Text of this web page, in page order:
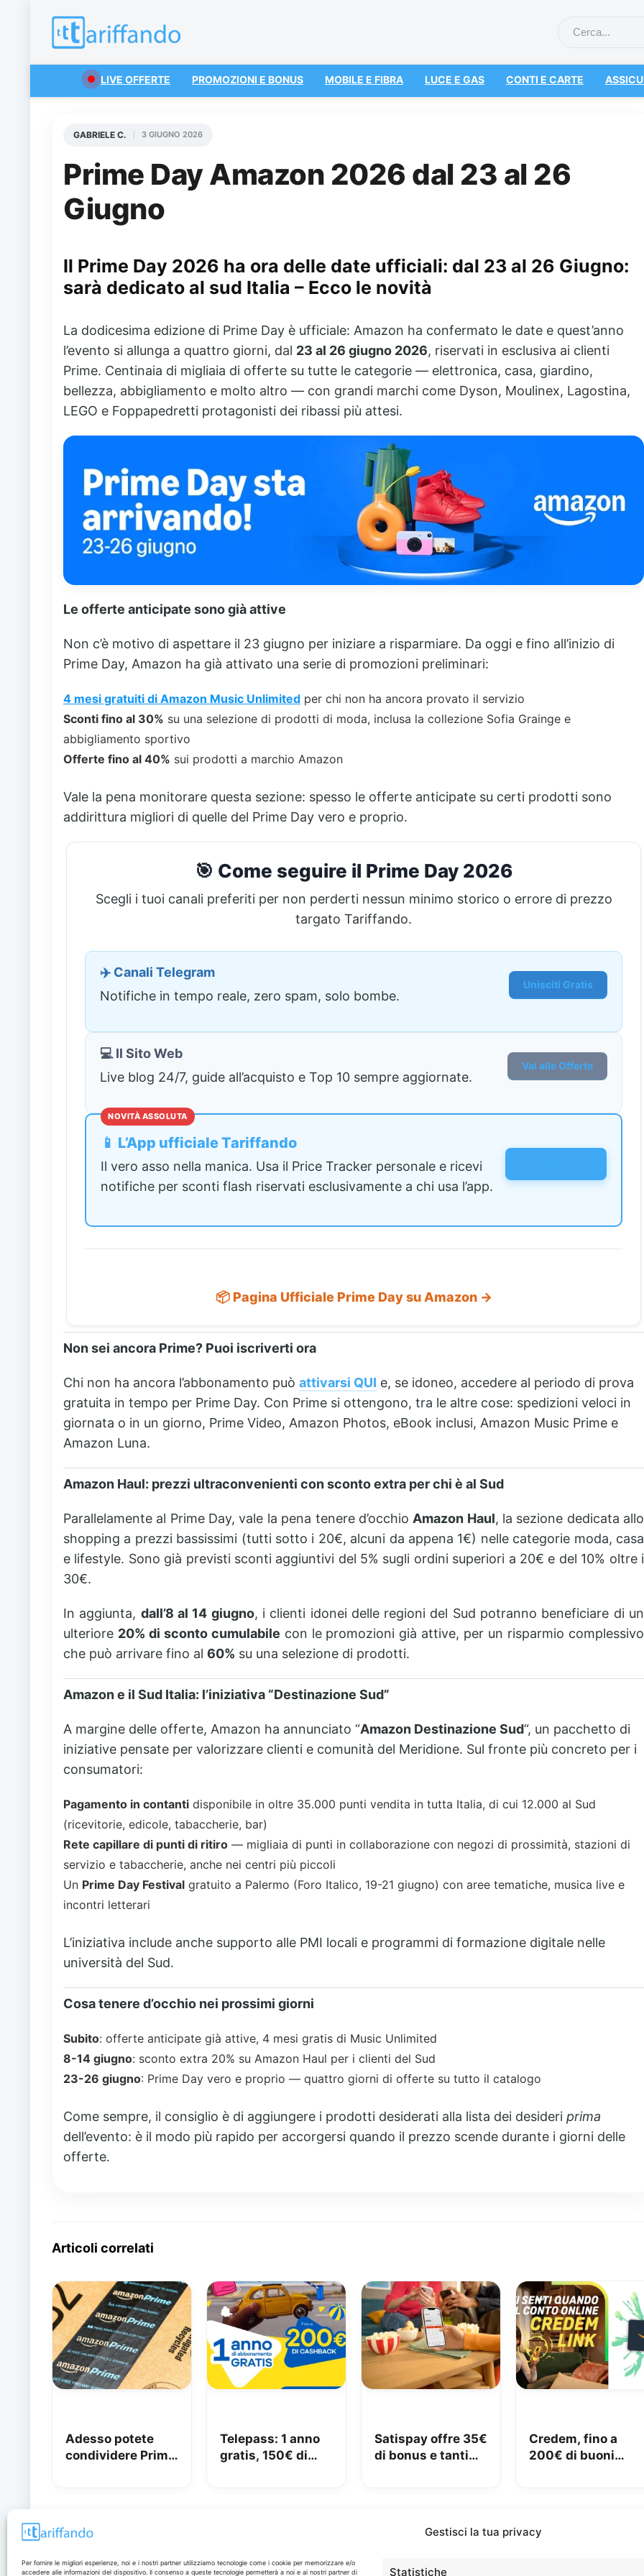
Gestisci la tua privacy
Per fornire le migliori esperienze, noi e i nostri partner utilizziamo tecnologie come i cookie per memorizzare e/o
accedere alle informazioni del dispositivo. Il consenso a queste tecnologie permetterà a noi e ai nostri partner di
Statistiche
LIVE OFFERTE PROMOZIONI E BONUS MOBILE E FIBRA LUCE E GAS CONTI E CARTE
Prime Day Amazon 2026 dal 23 al 26
Giugno
GABRIELE C. 3 GIUGNO 2026
Il Prime Day 2026 ha ora delle date ufficiali: dal 23 al 26 Giugno:
sarà dedicato al sud Italia – Ecco le novità
La dodicesima edizione di Prime Day è ufficiale: Amazon ha confermato le date e quest’anno
l’evento si allunga a quattro giorni, dal 23 al 26 giugno 2026, riservati in esclusiva ai clienti
Prime. Centinaia di migliaia di offerte su tutte le categorie — elettronica, casa, giardino,
bellezza, abbigliamento e molto altro — con grandi marchi come Dyson, Moulinex, Lagostina,
LEGO e Foppapedretti protagonisti dei ribassi più attesi.
Le offerte anticipate sono già attive
Non c’è motivo di aspettare il 23 giugno per iniziare a risparmiare. Da oggi e fino all’inizio di
Prime Day, Amazon ha già attivato una serie di promozioni preliminari:
4 mesi gratuiti di Amazon Music Unlimited per chi non ha ancora provato il servizio
Sconti fino al 30% su una selezione di prodotti di moda, inclusa la collezione Sofia Grainge e
abbigliamento sportivo
Offerte fino al 40% sui prodotti a marchio Amazon
Vale la pena monitorare questa sezione: spesso le offerte anticipate su certi prodotti sono
addirittura migliori di quelle del Prime Day vero e proprio.
🎯 Come seguire il Prime Day 2026
Scegli i tuoi canali preferiti per non perderti nessun minimo storico o errore di prezzo
targato Tariffando.
✈️ Canali Telegram
Notifiche in tempo reale, zero spam, solo bombe.
Unisciti Gratis
💻 Il Sito Web
Live blog 24/7, guide all’acquisto e Top 10 sempre aggiornate.
Vai alle Offerte
NOVITÀ ASSOLUTA
📱 L’App ufficiale Tariffando
Il vero asso nella manica. Usa il Price Tracker personale e ricevi
notifiche per sconti flash riservati esclusivamente a chi usa l’app.
📦 Pagina Ufficiale Prime Day su Amazon →
Non sei ancora Prime? Puoi iscriverti ora
Chi non ha ancora l’abbonamento può attivarsi QUI e, se idoneo, accedere al periodo di prova
gratuita in tempo per Prime Day. Con Prime si ottengono, tra le altre cose: spedizioni veloci in
giornata o in un giorno, Prime Video, Amazon Photos, eBook inclusi, Amazon Music Prime e
Amazon Luna.
Amazon Haul: prezzi ultraconvenienti con sconto extra per chi è al Sud
Parallelamente al Prime Day, vale la pena tenere d’occhio Amazon Haul, la sezione dedicata allo
shopping a prezzi bassissimi (tutti sotto i 20€, alcuni da appena 1€) nelle categorie moda, casa
e lifestyle. Sono già previsti sconti aggiuntivi del 5% sugli ordini superiori a 20€ e del 10% oltre i
30€.
In aggiunta, dall’8 al 14 giugno, i clienti idonei delle regioni del Sud potranno beneficiare di un
ulteriore 20% di sconto cumulabile con le promozioni già attive, per un risparmio complessivo
che può arrivare fino al 60% su una selezione di prodotti.
Amazon e il Sud Italia: l’iniziativa “Destinazione Sud”
A margine delle offerte, Amazon ha annunciato “Amazon Destinazione Sud“, un pacchetto di
iniziative pensate per valorizzare clienti e comunità del Meridione. Sul fronte più concreto per i
consumatori:
Pagamento in contanti disponibile in oltre 35.000 punti vendita in tutta Italia, di cui 12.000 al Sud
(ricevitorie, edicole, tabaccherie, bar)
Rete capillare di punti di ritiro — migliaia di punti in collaborazione con negozi di prossimità, stazioni di
servizio e tabaccherie, anche nei centri più piccoli
Un Prime Day Festival gratuito a Palermo (Foro Italico, 19-21 giugno) con aree tematiche, musica live e
incontri letterari
L’iniziativa include anche supporto alle PMI locali e programmi di formazione digitale nelle
università del Sud.
Cosa tenere d’occhio nei prossimi giorni
Subito: offerte anticipate già attive, 4 mesi gratis di Music Unlimited
8-14 giugno: sconto extra 20% su Amazon Haul per i clienti del Sud
23-26 giugno: Prime Day vero e proprio — quattro giorni di offerte su tutto il catalogo
Come sempre, il consiglio è di aggiungere i prodotti desiderati alla lista dei desideri prima
dell’evento: è il modo più rapido per accorgersi quando il prezzo scende durante i giorni delle
offerte.
Articoli correlati
Adesso potete
condividere Prime
Telepass: 1 anno
gratis, 150€ di
Satispay offre 35€
di bonus e tanti
Credem, fino a
200€ di buoni
Disclaimer Info